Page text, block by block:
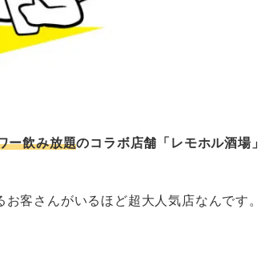
ー飲み放題のコラボ店舗「レモホル酒場」
客さんがいるほど超大人気店なんです。